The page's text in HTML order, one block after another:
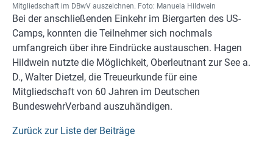
Mitgliedschaft im DBwV auszeichnen. Foto: Manuela Hildwein
Bei der anschließenden Einkehr im Biergarten des US-
Camps, konnten die Teilnehmer sich nochmals
umfangreich über ihre Eindrücke austauschen. Hagen
Hildwein nutzte die Möglichkeit, Oberleutnant zur See a.
D., Walter Dietzel, die Treueurkunde für eine
Mitgliedschaft von 60 Jahren im Deutschen
BundeswehrVerband auszuhändigen.
Zurück zur Liste der Beiträge